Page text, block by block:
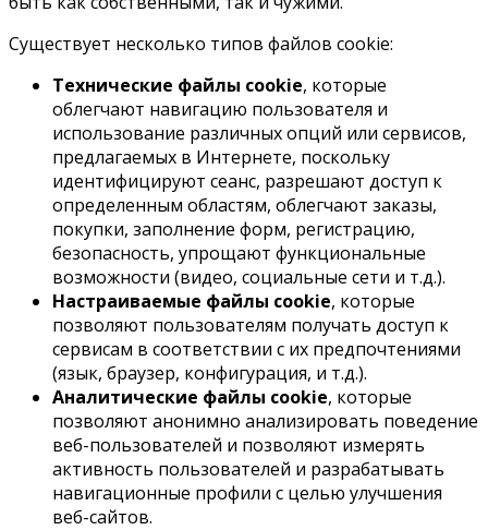
Существует несколько типов файлов cookie:
Технические файлы cookie, которые
облегчают навигацию пользователя и
использование различных опций или сервисов,
предлагаемых в Интернете, поскольку
идентифицируют сеанс, разрешают доступ к
определенным областям, облегчают заказы,
покупки, заполнение форм, регистрацию,
безопасность, упрощают функциональные
возможности (видео, социальные сети и т.д.).
Настраиваемые файлы cookie, которые
позволяют пользователям получать доступ к
сервисам в соответствии с их предпочтениями
(язык, браузер, конфигурация, и т.д.).
Аналитические файлы cookie, которые
позволяют анонимно анализировать поведение
веб-пользователей и позволяют измерять
активность пользователей и разрабатывать
навигационные профили с целью улучшения
веб-сайтов.